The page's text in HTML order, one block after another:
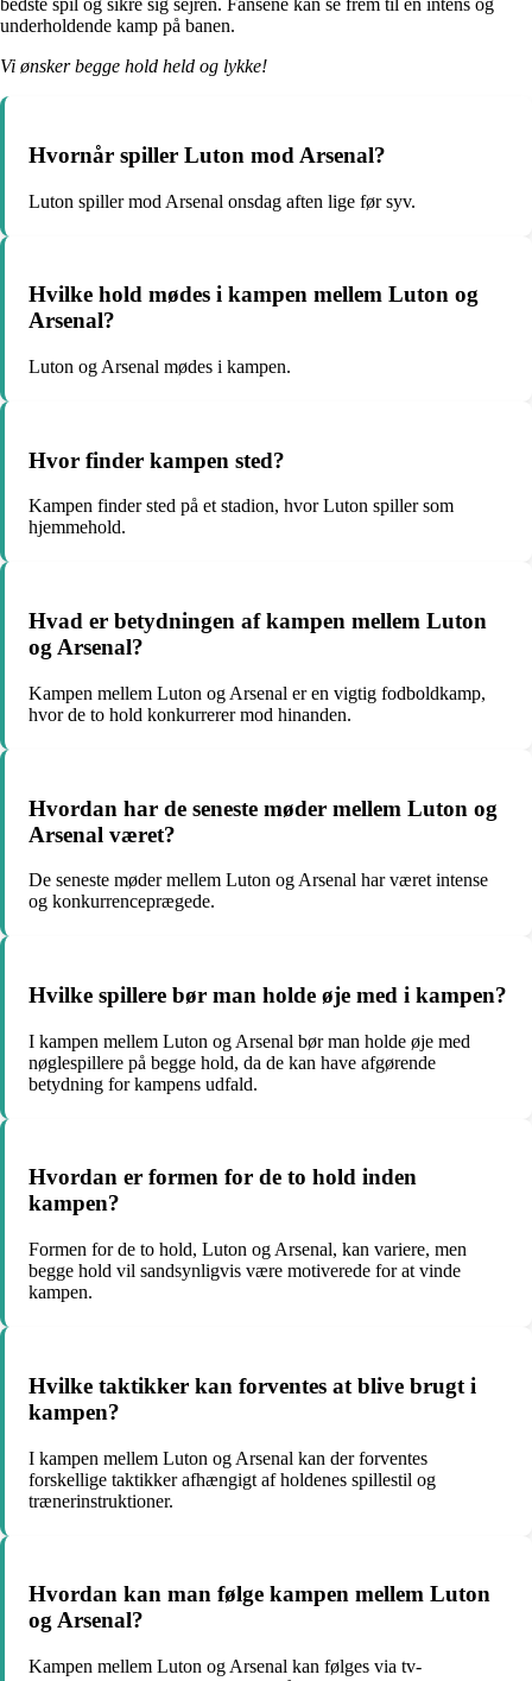
bedste spil og sikre sig sejren. Fansene kan se frem til en intens og
underholdende kamp på banen.
Vi ønsker begge hold held og lykke!
Hvornår spiller Luton mod Arsenal?
Luton spiller mod Arsenal onsdag aften lige før syv.
Hvilke hold mødes i kampen mellem Luton og
Arsenal?
Luton og Arsenal mødes i kampen.
Hvor finder kampen sted?
Kampen finder sted på et stadion, hvor Luton spiller som
hjemmehold.
Hvad er betydningen af kampen mellem Luton
og Arsenal?
Kampen mellem Luton og Arsenal er en vigtig fodboldkamp,
hvor de to hold konkurrerer mod hinanden.
Hvordan har de seneste møder mellem Luton og
Arsenal været?
De seneste møder mellem Luton og Arsenal har været intense
og konkurrenceprægede.
Hvilke spillere bør man holde øje med i kampen?
I kampen mellem Luton og Arsenal bør man holde øje med
nøglespillere på begge hold, da de kan have afgørende
betydning for kampens udfald.
Hvordan er formen for de to hold inden
kampen?
Formen for de to hold, Luton og Arsenal, kan variere, men
begge hold vil sandsynligvis være motiverede for at vinde
kampen.
Hvilke taktikker kan forventes at blive brugt i
kampen?
I kampen mellem Luton og Arsenal kan der forventes
forskellige taktikker afhængigt af holdenes spillestil og
trænerinstruktioner.
Hvordan kan man følge kampen mellem Luton
og Arsenal?
Kampen mellem Luton og Arsenal kan følges via tv-